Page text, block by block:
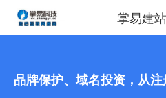
掌易建
品牌保护、域名投资，从